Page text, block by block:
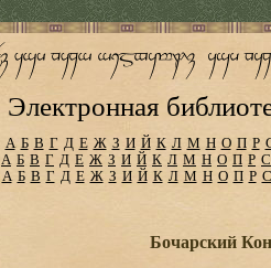
Электронная
А Б В Г Д Е Ж З И Й К Л М Н О П Р
А Б В Г Д Е Ж З И Й К Л М Н О П Р С
А Б В Г Д Е Ж З И Й К Л М Н О П Р С
Бочарский